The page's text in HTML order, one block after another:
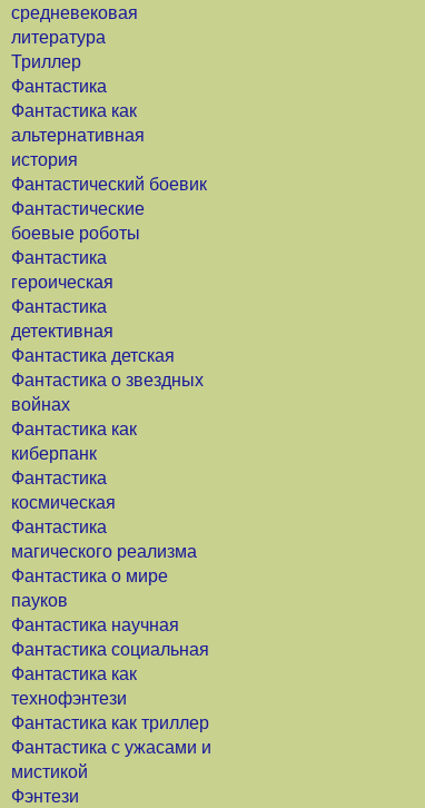
средневековая
литература
Триллер
Фантастика
Фантастика как
альтернативная
история
Фантастический боевик
Фантастические
боевые роботы
Фантастика
героическая
Фантастика
детективная
Фантастика детская
Фантастика о звездных
войнах
Фантастика как
киберпанк
Фантастика
космическая
Фантастика
магического реализма
Фантастика о мире
пауков
Фантастика научная
Фантастика социальная
Фантастика как
технофэнтези
Фантастика как триллер
Фантастика с ужасами и
мистикой
Фэнтези